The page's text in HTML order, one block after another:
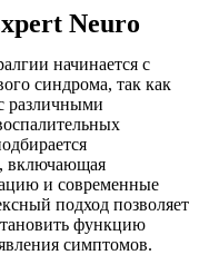
Neuro
начинается с
синдрома, так как
различными
включающая
и современные
подход позволяет
функцию
симптомов.